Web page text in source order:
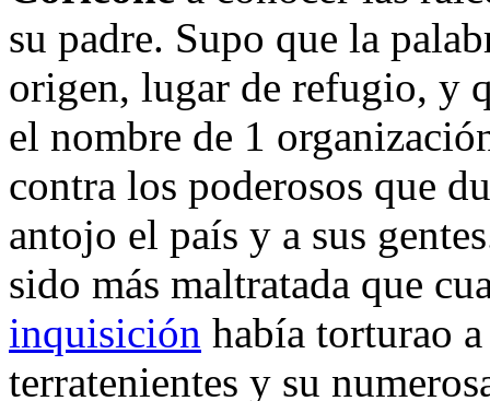
su padre. Supo que la
origen, lugar de refugio, y
el nombre de 1
contra los poderosos que
antojo el país y a sus
sido más maltratada que
inquisición había torturao
terratenientes y su